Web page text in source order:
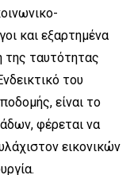
και εξαρτημένα
ταυτότητας
του
είναι το
φέρεται να
εικονικών